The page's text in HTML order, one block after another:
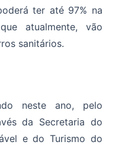
ter até 97% na
atualmente, vão
sanitários.
neste ano, pelo
da Secretaria do
e do Turismo do